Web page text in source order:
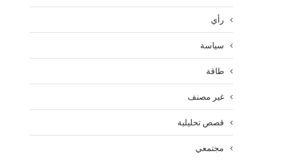
رأي
سياسة
طاقة
غير مصنف
قصص تحليلية
مجتمعي